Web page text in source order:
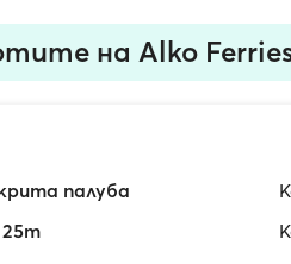
на Alko
палуба
25m